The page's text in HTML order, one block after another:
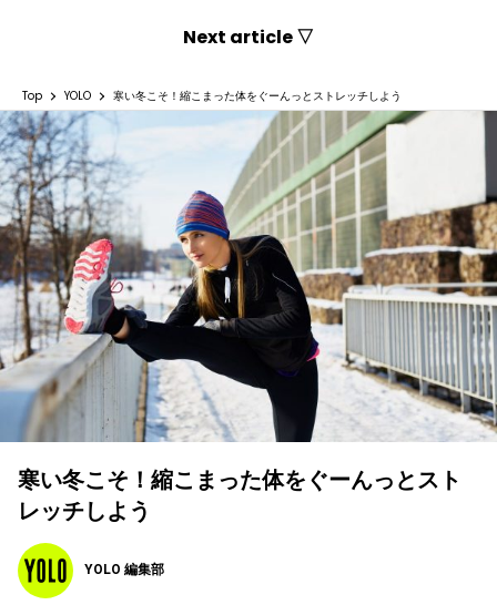
Next article ▽
Top YOLO 寒い冬こそ！縮こまった体をぐーんっとストレッチしよう
寒い冬こそ！縮こまった体をぐーんっとスト
レッチしよう
YOLO 編集部